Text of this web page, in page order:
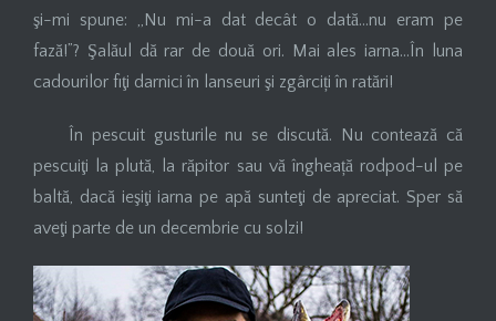
şi-mi spune: ,,Nu mi-a dat decât o dată…nu eram pe
fază!”? Şalăul dă rar de două ori. Mai ales iarna…În luna
cadourilor fiţi darnici în lanseuri şi zgârciți în ratări!
În pescuit gusturile nu se discută. Nu contează că
pescuiţi la plută, la răpitor sau vă îngheață rodpod-ul pe
baltă, dacă ieşiţi iarna pe apă sunteţi de apreciat. Sper să
aveţi parte de un decembrie cu solzi!